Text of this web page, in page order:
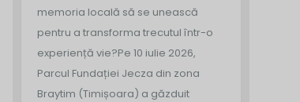
memoria locală să se unească
pentru a transforma trecutul într-o
experiență vie?Pe 10 iulie 2026,
Parcul Fundației Jecza din zona
Braytim (Timișoara) a găzduit